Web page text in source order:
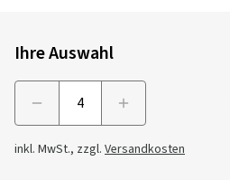
Ihre Auswahl
inkl. MwSt., zzgl. Versandkosten